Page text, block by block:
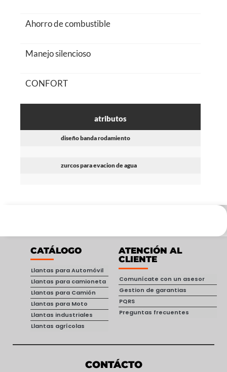
Ahorro de combustible
Manejo silencioso
CONFORT
atributos
diseño banda rodamiento
zurcos para evacion de agua
CATÁLOGO
Llantas para Automóvil
Llantas para camioneta
Llantas para Camión
Llantas para Moto
Llantas industriales
Llantas agrícolas
ATENCIÓN AL
CLIENTE
Comunícate con un asesor
Gestion de garantias
PQRS
Preguntas frecuentes
CONTÁCTO